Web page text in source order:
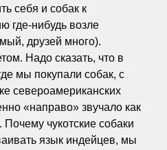
себя и собак к
где-нибудь возле
друзей много).
Надо сказать, что в
мы покупали собак, с
североамериканских
«направо» звучало как
чукотские собаки
язык индейцев, мы